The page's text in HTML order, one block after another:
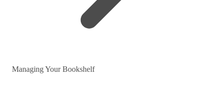
Managing Your Bookshelf